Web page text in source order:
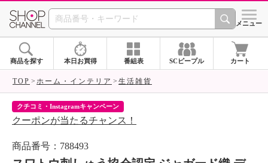
SHOP CHANNEL シメニュー
商品を探す 本日お買得 番組表 SCピープル カート
TOP ホーム・インテリア 生活雑貨
クチコミ・Instagramキャンペーン
クーポンが当たるチャンス！
商品番号：788493